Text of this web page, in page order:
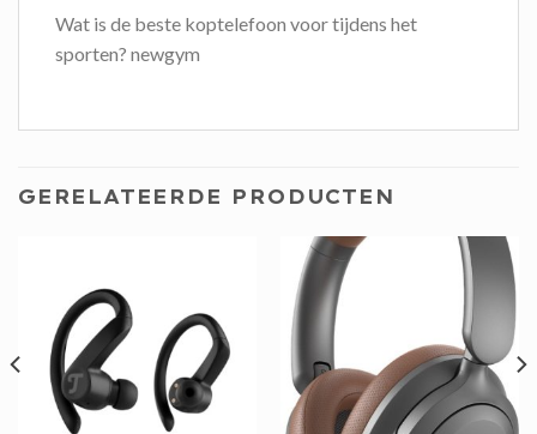
Wat is de beste koptelefoon voor tijdens het
sporten? newgym
GERELATEERDE PRODUCTEN